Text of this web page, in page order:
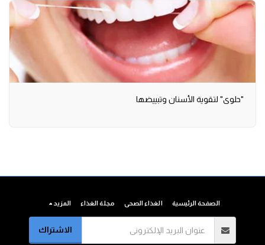
"حلوى" لتقوية الأسنان وتبييضها
الصفحة الرئيسية الغذاء الصحى مجلة الغذاء المزيد
الاشتراك